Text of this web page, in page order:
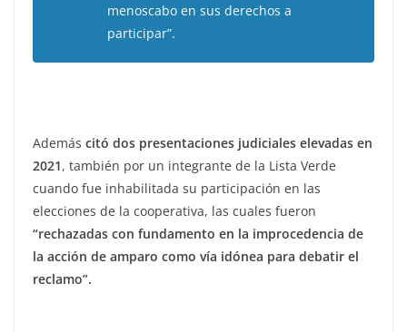
menoscabo en sus derechos a
participar”.
Además citó dos presentaciones judiciales elevadas en
2021, también por un integrante de la Lista Verde
cuando fue inhabilitada su participación en las
elecciones de la cooperativa, las cuales fueron
“rechazadas con fundamento en la improcedencia de
la acción de amparo como vía idónea para debatir el
reclamo”.